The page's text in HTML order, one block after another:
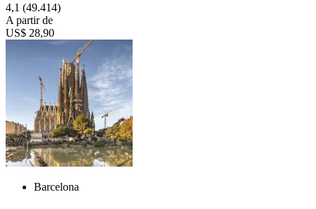
4,1 (49.414)
A partir de
US$ 28,90
Barcelona